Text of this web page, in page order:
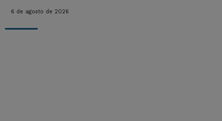
6 de agosto de 2026